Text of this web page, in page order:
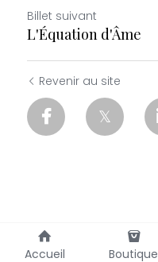
Billet suivant
L'Équation d'Âme
Revenir au site
Accueil Boutique